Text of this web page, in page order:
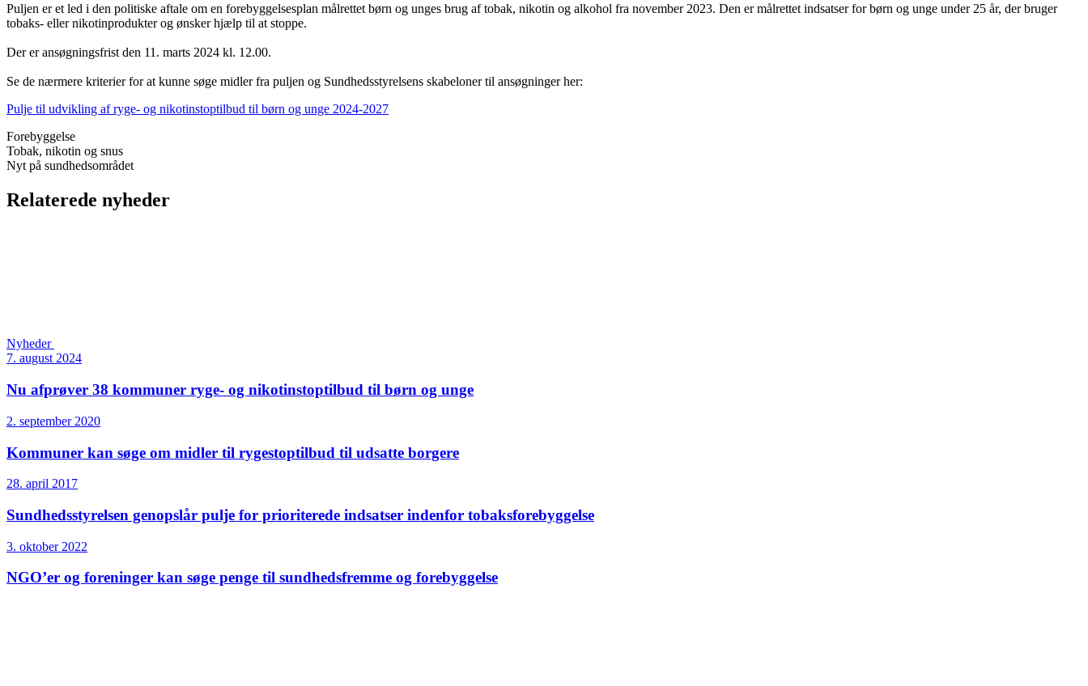
Puljen er et led i den politiske aftale om en forebyggelsesplan målrettet børn og unges brug af tobak, nikotin og alkohol fra november 2023. Den er målrettet indsatser for børn og unge under 25 år, der bruger
tobaks- eller nikotinprodukter og ønsker hjælp til at stoppe.
Der er ansøgningsfrist den 11. marts 2024 kl. 12.00.
Se de nærmere kriterier for at kunne søge midler fra puljen og Sundhedsstyrelsens skabeloner til ansøgninger her:
Pulje til udvikling af ryge- og nikotinstoptilbud til børn og unge 2024-2027
Forebyggelse
Tobak, nikotin og snus
Nyt på sundhedsområdet
Relaterede nyheder
Nyheder
7. august 2024
Nu afprøver 38 kommuner ryge- og nikotinstoptilbud til børn og unge
2. september 2020
Kommuner kan søge om midler til rygestoptilbud til udsatte borgere
28. april 2017
Sundheds­styrelsen genopslår pulje for prioriterede indsatser indenfor tobaksforebyggelse
3. oktober 2022
NGO’er og foreninger kan søge penge til sundhedsfremme og forebyggelse